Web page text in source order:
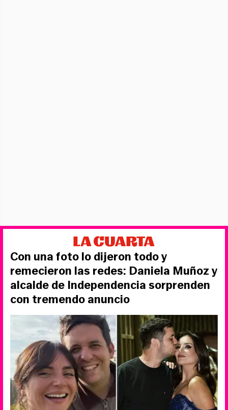
Con una foto lo dijeron todo y
remecieron las redes: Daniela Muñoz y
alcalde de Independencia sorprenden
con tremendo anuncio